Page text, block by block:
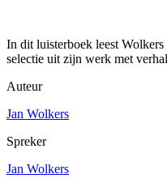
In dit luisterboek leest Wolkers
selectie uit zijn werk met
Auteur
Jan Wolkers
Spreker
Jan Wolkers